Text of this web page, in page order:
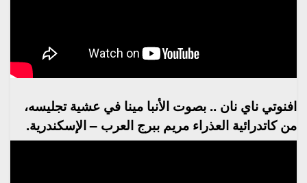
افنوتي ناي نان .. بصوت الأنبا مينا في عشية تجليسه،
من كاتدرائية العذراء مريم ببرج العرب – الإسكندرية.